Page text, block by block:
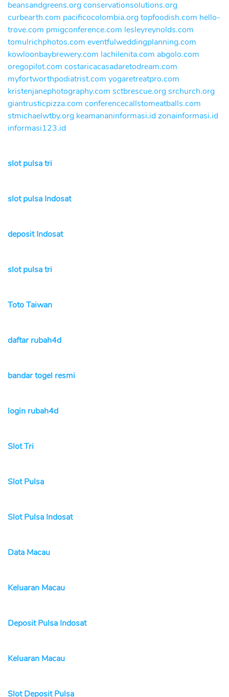
beansandgreens.orgconservationsolutions.org
curbearth.com pacificocolombia.orgtopfoodish.com hello-
trove.com pmigconference.com lesleyreynolds.com
tomulrichphotos.com eventfulweddingplanning.com
kowloonbaybrewery.com lachilenita.com abgolo.com
oregopilot.com costaricacasadaretodream.com
myfortworthpodiatrist.com yogaretreatpro.com
kristenjanephotography.com sctbrescue.orgsrchurch.org
giantrusticpizza.com conferencecallstomeatballs.com
stmichaelwtby.org keamananinformasi.idzonainformasi.id
informasi123.id
slot pulsa tri
slot pulsa Indosat
deposit Indosat
slot pulsa tri
Toto Taiwan
daftar rubah4d
bandar togel resmi
login rubah4d
Slot Tri
Slot Pulsa
Slot Pulsa Indosat
Data Macau
Keluaran Macau
Deposit Pulsa Indosat
Keluaran Macau
Slot Deposit Pulsa